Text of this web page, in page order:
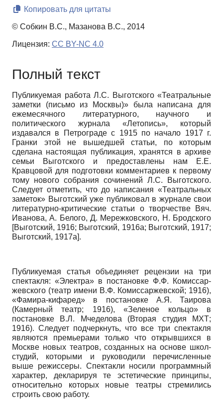
Копировать для цитаты
© Собкин В.С., Мазанова В.С., 2014
Лицензия: CC BY-NC 4.0
Полный текст
Публикуемая работа Л.С. Выготского «Театральные
заметки (письмо из Москвы)» была написана для
ежемесячного литературного, научного и
политического журнала «Летопись», который
издавался в Петрограде с 1915 по начало 1917 г.
Гранки этой не вышедшей статьи, по которым
сделана настоящая публикация, хранятся в архиве
семьи Выготского и предоставлены нам Е.Е.
Кравцовой для подготовки комментариев к первому
тому нового собрания сочинений Л.С. Выготского.
Следует отметить, что до написания «Театральных
заметок» Выготский уже публиковал в журнале свои
литературно-критические статьи о творчестве Вяч.
Иванова, А. Белого, Д. Мережковского, Н. Бродского
[Выготский, 1916; Выготский, 1916а; Выготский, 1917;
Выготский, 1917а].
Публикуемая статья объединяет рецензии на три
спектакля: «Электра» в постановке Ф.Ф. Комиссар-
жевского (театр имени В.Ф. Комиссаржевской; 1916),
«Фамира-кифаред» в постановке А.Я. Таиро­ва
(Камерный театр; 1916), «Зеленое кольцо» в
постановке В.Л. Мчеделова (Вторая студия МХТ;
1916). Следует подчеркнуть, что все три спектакля
являются премьерами только что открывшихся в
Москве новых театров, созданных на основе школ-
студий, которыми и руководили перечисленные
выше режиссеры. Спектакли носили программный
характер, декларируя те эстетические принципы,
относительно которых новые театры стремились
строить свою работу.